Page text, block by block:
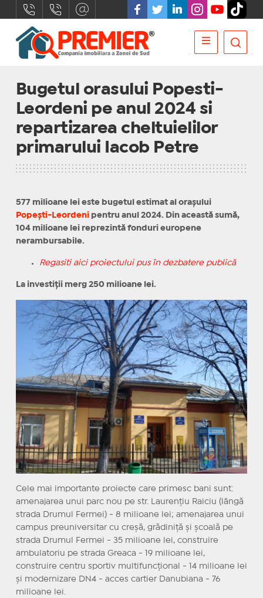
Bugetul orasului Popesti-
Leordeni pe anul 2024 si
repartizarea cheltuielilor
primarului Iacob Petre
577 milioane lei este bugetul estimat al orașului
Popești-Leordenipentru anul 2024. Din această sumă,
104 milioane lei reprezintă fonduri europene
nerambursabile.
Regasiti aici proiectului pus în dezbatere publică
La investiții merg 250 milioane lei.
Cele mai importante proiecte care primesc bani sunt:
amenajarea unui parc nou pe str. Laurențiu Raiciu (lângă
strada Drumul Fermei) - 8 milioane lei; amenajarea unui
campus preuniversitar cu creșă, grădiniță și școală pe
strada Drumul Fermei - 35 milioane lei, construire
ambulatoriu pe strada Greaca - 19 milioane lei,
construire centru sportiv multifuncțional - 14 milioane lei
și modernizare DN4 - acces cartier Danubiana - 76
milioane lei.